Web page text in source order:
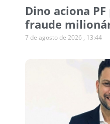
Dino aciona
fraude
7 de agosto de 2026 13:44